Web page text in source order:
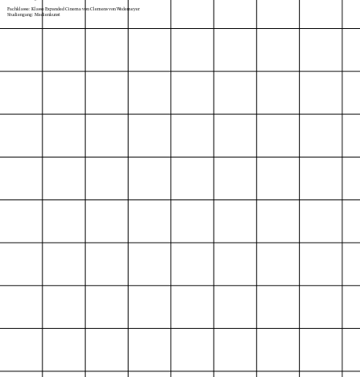
Fachklasse: Klasse Expanded Cinema von Clemens von Wedemeyer
Studiengang: Medienkunst